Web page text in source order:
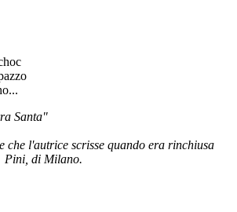
Santa"
che l'autrice scrisse quando era rinchiusa
Pini, di Milano.